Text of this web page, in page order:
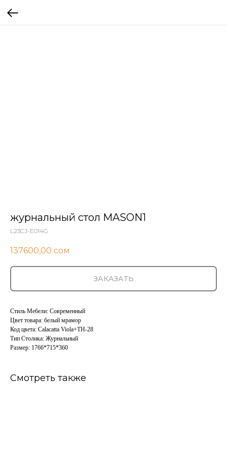
журнальный стол MASON1
L23CJ-E014G
137600,00 сом
ЗАКАЗАТЬ
Стиль Мебели: Современный
Цвет товара: белый мрамор
Код цвета: Calacatta Viola+TH-28
Тип Столика: Журнальный
Размер: 1766*715*360
Смотреть также